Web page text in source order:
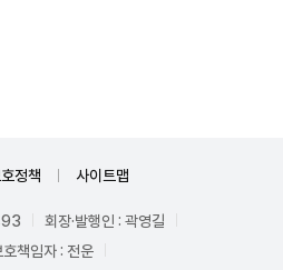
정책 사이트맵
회장·발행인 : 곽영길
책임자 : 전운